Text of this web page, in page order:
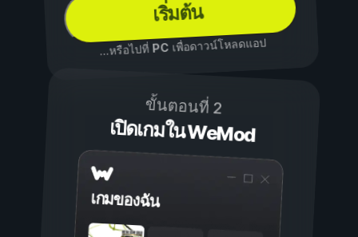
เริ่มต้น
...หรือไปที่ PCเพื่อดาวน์โหลดแอป
ขั้นตอนที่ 2
เปิดเกมใน WeMod
เกมของฉัน